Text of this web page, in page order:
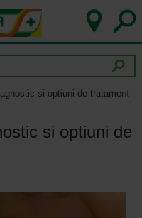
si optiuni de tratament
si optiuni de